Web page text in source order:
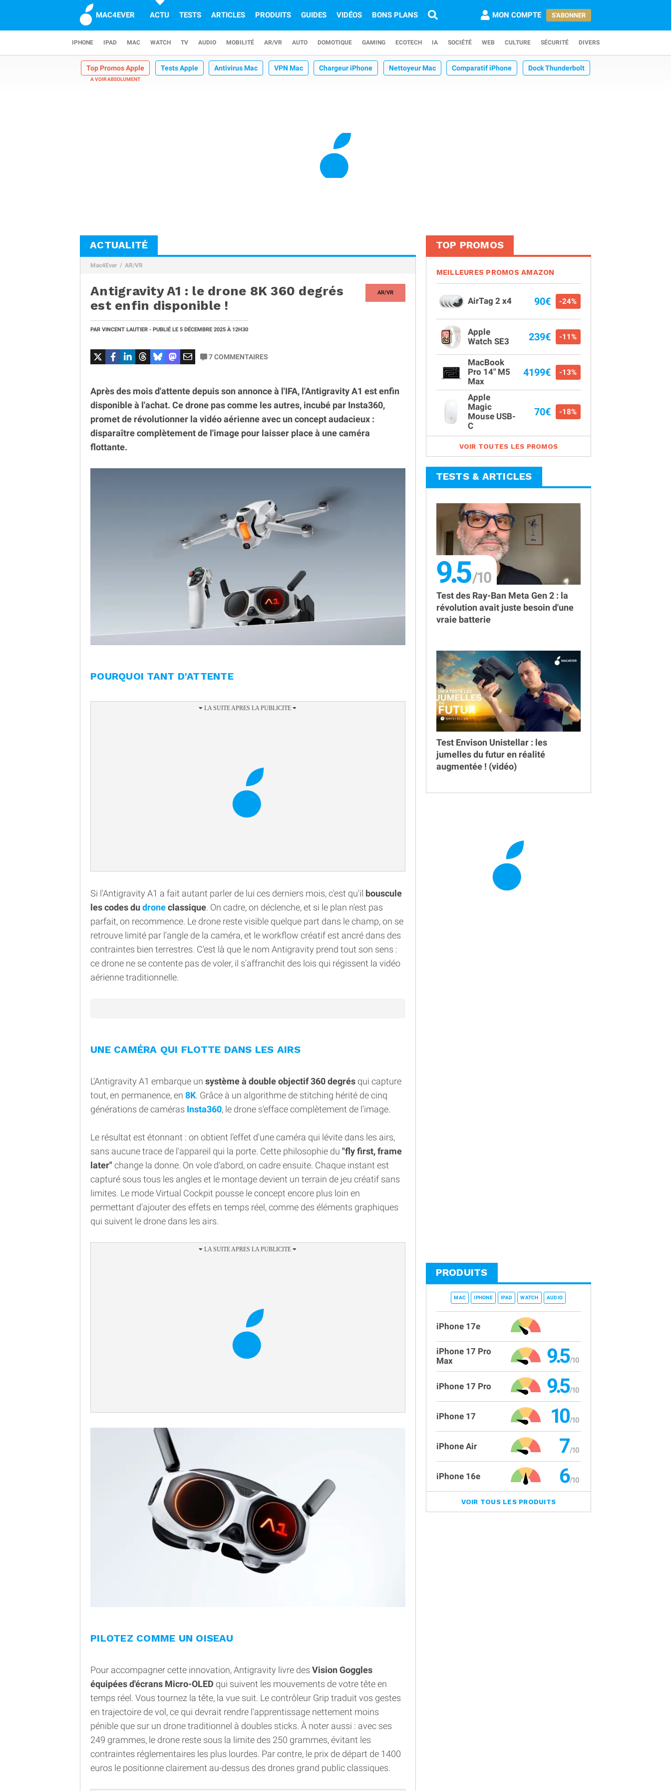
MAC4EVER ACTU TESTS ARTICLES PRODUITS GUIDES VIDÉOS BONS PLANS MON COMPTE S'ABONNER
IPHONE IPAD MAC WATCH TV AUDIO MOBILITÉ AR/VR AUTO DOMOTIQUE GAMING ECOTECH IA SOCIÉTÉ WEB CULTURE SÉCURITÉ DIVERS
Top Promos Apple Tests Apple Antivirus Mac VPN Mac Chargeur iPhone Nettoyeur Mac Comparatif iPhone Dock Thunderbolt
ACTUALITÉ
Mac4Ever AR/VR
AR/VR
Antigravity A1 : le drone 8K 360 degrés
est enfin disponible !
PAR VINCENT LAUTIER - PUBLIÉ LE 5 DÉCEMBRE 2025 À 12H30
7COMMENTAIRES
Après des mois d'attente depuis son annonce à l'IFA, l'Antigravity A1 est enfin
disponible à l'achat. Ce drone pas comme les autres, incubé par Insta360,
promet de révolutionner la vidéo aérienne avec un concept audacieux :
disparaître complètement de l'image pour laisser place à une caméra
flottante.
POURQUOI TANT D'ATTENTE
Si l'Antigravity A1 a fait autant parler de lui ces derniers mois, c'est qu'il bouscule
les codes du droneclassique. On cadre, on déclenche, et si le plan n'est pas
parfait, on recommence. Le drone reste visible quelque part dans le champ, on se
retrouve limité par l'angle de la caméra, et le workflow créatif est ancré dans des
contraintes bien terrestres. C'est là que le nom Antigravity prend tout son sens :
ce drone ne se contente pas de voler, il s'affranchit des lois qui régissent la vidéo
aérienne traditionnelle.
UNE CAMÉRA QUI FLOTTE DANS LES AIRS
L'Antigravity A1 embarque un système à double objectif 360 degrés qui capture
tout, en permanence, en 8K. Grâce à un algorithme de stitching hérité de cinq
générations de caméras Insta360, le drone s'efface complètement de l'image.
Le résultat est étonnant : on obtient l'effet d'une caméra qui lévite dans les airs,
sans aucune trace de l'appareil qui la porte. Cette philosophie du "fly first, frame
later"change la donne. On vole d'abord, on cadre ensuite. Chaque instant est
capturé sous tous les angles et le montage devient un terrain de jeu créatif sans
limites. Le mode Virtual Cockpit pousse le concept encore plus loin en
permettant d'ajouter des effets en temps réel, comme des éléments graphiques
qui suivent le drone dans les airs.
PILOTEZ COMME UN OISEAU
Pour accompagner cette innovation, Antigravity livre des Vision Goggles
équipées d'écrans Micro-OLED qui suivent les mouvements de votre tête en
temps réel. Vous tournez la tête, la vue suit. Le contrôleur Grip traduit vos gestes
en trajectoire de vol, ce qui devrait rendre l'apprentissage nettement moins
pénible que sur un drone traditionnel à doubles sticks. À noter aussi : avec ses
249 grammes, le drone reste sous la limite des 250 grammes, évitant les
contraintes réglementaires les plus lourdes. Par contre, le prix de départ de 1400
euros le positionne clairement au-dessus des drones grand public classiques.
TOP PROMOS
MEILLEURES PROMOS AMAZON
AirTag 2 x4 90€ -24%
Apple
Watch SE3
239€ -11%
MacBook
Pro 14" M5
Max
4199€ -13%
Apple
Magic
Mouse USB-
C
70€ -18%
VOIR TOUTES LES PROMOS
TESTS & ARTICLES
9.5
Test des Ray-Ban Meta Gen 2 : la
révolution avait juste besoin d'une
vraie batterie
Test Envison Unistellar : les
jumelles du futur en réalité
augmentée ! (vidéo)
PRODUITS
MAC IPHONE IPAD WATCH AUDIO
iPhone 17e
iPhone 17 Pro
Max
9.5
iPhone 17 Pro 9.5
iPhone 17 10
iPhone Air 7
iPhone 16e 6
VOIR TOUS LES PRODUITS